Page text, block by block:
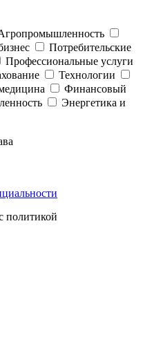
Потребительские
Профессиональные услуги
Технологии
Финансовый
Энергетика и
политикой